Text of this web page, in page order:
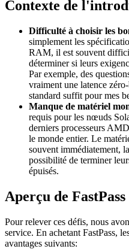
Contexte de
Difficulté à choisir les
simplement les
RAM, il est souvent
déterminer si leurs
Par exemple, des
vraiment une latence
standard suffit pour mes
Manque de matériel
requis pour les nœuds
derniers processeurs
le monde entier. Le
souvent immédiatement,
possibilité de terminer
épuisés.
Aperçu de FastPass
Pour relever ces défis, nous
service. En achetant FastPass,
avantages suivants: